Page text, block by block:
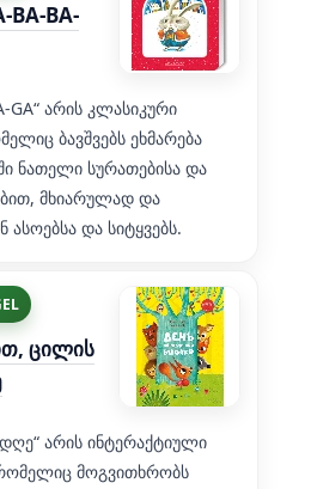
BA-BA-
GA“ არის კლასიკური
ბავშვებს ეხმარება
ნათელი სურათებისა და
მხიარულად და
და სიტყვებს.
ცილის
არის ინტერაქტიული
მოგვითხრობს